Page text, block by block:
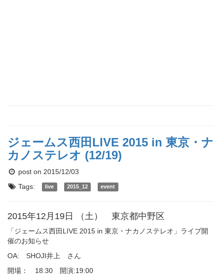
ジェームス西田LIVE 2015 in 東京・ナ
カノステレオ (12/19)
post on 2015/12/03
Tags:
live 2015_12 event
2015年12月19日 （土） 東京都中野区
「ジェームス西田LIVE 2015 in 東京・ナカノステレオ」ライブ開
催のお知らせ
OA: SHOJI井上 さん
開場： 18:30 開演:19:00